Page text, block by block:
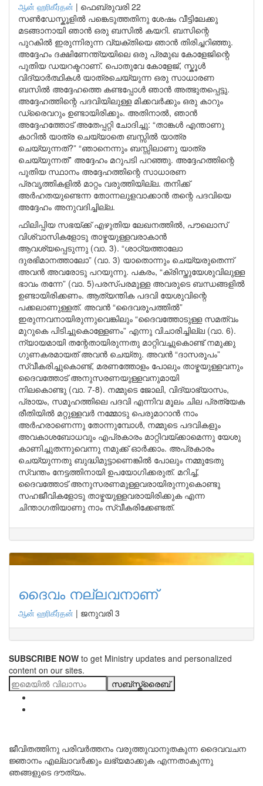
ஆன் ஹரிகீர்தன் | ഫെബ്രുവരി 22
സൺഡേസ്കൂളിൽ പങ്കെടുത്തതിനു ശേഷം വീട്ടിലേക്കു
മടങ്ങാനായി ഞാൻ ഒരു ബസിൽ കയറി. ബസിന്റെ
പുറകിൽ ഇരുന്നിരുന്ന വ്യക്തിയെ ഞാൻ തിരിച്ചറിഞ്ഞു.
അദ്ദേഹം ദക്ഷിണേന്ത്യയിലെ ഒരു പ്രമുഖ കോളേജിന്റെ
പുതിയ ഡയറക്ടറാണ്. പൊതുവേ കോളേജ്, സ്കൂൾ
വിദ്യാർത്ഥികൾ യാത്രചെയ്യുന്ന ഒരു സാധാരണ
ബസിൽ അദ്ദേഹത്തെ കണ്ടപ്പോൾ ഞാൻ അത്ഭുതപ്പെട്ടു.
അദ്ദേഹത്തിന്റെ പദവിയിലുള്ള മിക്കവർക്കും ഒരു കാറും
ഡ്രൈവറും ഉണ്ടായിരിക്കും. അതിനാൽ, ഞാൻ
അദ്ദേഹത്തോട് അതേപ്പറ്റി ചോദിച്ചു: “താങ്കൾ എന്താണു
കാറിൽ യാത്ര ചെയ്യാതെ ബസ്സിൽ യാത്ര
ചെയ്യുന്നത്?” “ഞാനെന്നും ബസ്സിലാണു യാത്ര
ചെയ്യുന്നത്” അദ്ദേഹം മറുപടി പറഞ്ഞു. അദ്ദേഹത്തിന്റെ
പുതിയ സ്ഥാനം അദ്ദേഹത്തിന്റെ സാധാരണ
പ്രവൃത്തികളിൽ മാറ്റം വരുത്തിയില്ല. തനിക്ക്
അർഹതയുണ്ടെന്ന തോന്നലുളവാക്കാൻ തന്റെ പദവിയെ
അദ്ദേഹം അനുവദിച്ചില്ല.
ഫിലിപ്പിയ സഭയ്ക്ക് എഴുതിയ ലേഖനത്തിൽ, പൗലൊസ്
വിശ്വാസികളോടു താഴ്മയുള്ളവരാകാൻ
ആവശ്യപ്പെടുന്നു (വാ. 3). “ശാഠ്യത്താലോ
ദുരഭിമാനത്താലോ” (വാ. 3) യാതൊന്നും ചെയ്യരുതെന്ന്
അവൻ അവരോടു പറയുന്നു. പകരം, “ക്രിസ്തുയേശുവിലുള്ള
ഭാവം തന്നേ” (വാ. 5)പരസ്പരമുള്ള അവരുടെ ബന്ധങ്ങളിൽ
ഉണ്ടായിരിക്കണം. ആത്യന്തിക പദവി യേശുവിന്റെ
പക്കലാണുള്ളത്. അവൻ “ദൈവരൂപത്തിൽ”
ഇരുന്നവനായിരുന്നുവെങ്കിലും “ദൈവത്തോടുള്ള സമത്വം
മുറുകെ പിടിച്ചുകൊള്ളേണം” എന്നു വിചാരിച്ചില്ല (വാ. 6).
ന്യായമായി തന്റേതായിരുന്നതു മാറ്റിവച്ചുകൊണ്ട് നമുക്കു
ഗുണകരമായത് അവൻ ചെയ്തു. അവൻ “ദാസരൂപം”
സ്വീകരിച്ചുകൊണ്ട്, മരണത്തോളം പോലും താഴ്മയുള്ളവനും
ദൈവത്തോട് അനുസരണയുള്ളവനുമായി
നിലകൊണ്ടു (വാ. 7-8). നമ്മുടെ ജോലി, വിദ്യാഭ്യാസം,
പ്രായം, സമൂഹത്തിലെ പദവി എന്നിവ മൂലം ചില പ്രത്യേക
രീതിയിൽ മറ്റുള്ളവർ നമ്മോടു പെരുമാറാൻ നാം
അർഹരാണെന്നു തോന്നുമ്പോൾ, നമ്മുടെ പദവികളും
അവകാശബോധവും എപ്രകാരം മാറ്റിവയ്ക്കാമെന്നു യേശു
കാണിച്ചുതന്നുവെന്നു നമുക്ക് ഓർക്കാം. അപ്രകാരം
ചെയ്യുന്നതു ബുദ്ധിമുട്ടാണെങ്കിൽ പോലും നമ്മുടേതു
സ്വന്തം നേട്ടത്തിനായി ഉപയോഗിക്കരുത്. മറിച്ച്,
ദൈവത്തോട് അനുസരണമുള്ളവരായിരുന്നുകൊണ്ടു
സഹജീവികളോടു താഴ്മയുള്ളവരായിരിക്കുക എന്ന
ചിന്താഗതിയാണു നാം സ്വീകരിക്കേണ്ടത്.
ദൈവം നല്ലവനാണ്
ஆன் ஹரிகீர்தன் | ജനുവരി 3
SUBSCRIBE NOW to get Ministry updates and personalized
content on our sites.
സബ്സ്ക്രൈബ്
ജീവിതത്തിനു പരിവർത്തനം വരുത്തുവാനുതകുന്ന ദൈവവചന
ജ്ഞാനം എല്ലാവർക്കും ലഭ്യമാക്കുക എന്നതാകുന്നു
ഞങ്ങളുടെ ദൗത്യം.